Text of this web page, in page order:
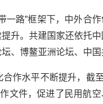
一路”框架下，中外合
升。共建国家还依托
、博鳌亚洲论坛、中
作水平不断提升，截
文件，促进了民用航